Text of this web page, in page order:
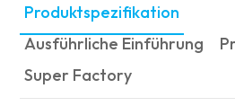
Produktspezifikation
Ausführliche Einführung
Super Factory